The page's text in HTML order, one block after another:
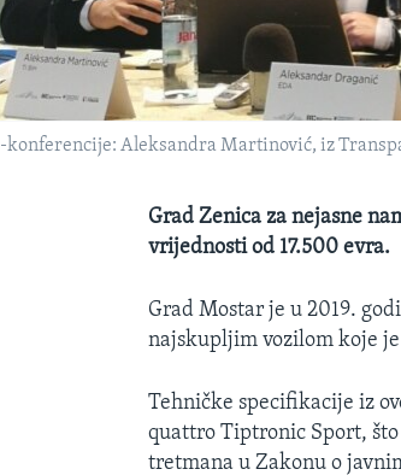
konferencije: Aleksandra Martinović, iz
Grad Zenica za nejasne
vrijednosti od 17.500 evra.
Grad Mostar je u 2019.
najskupljim vozilom koje
Tehničke specifikacije iz
quattro Tiptronic Sport,
tretmana u Zakonu o